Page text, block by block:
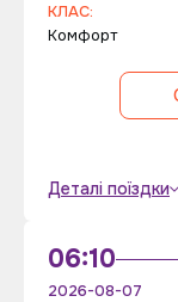
КЛАС:
Комфорт
Деталі поїздки
06:10
2026-08-07